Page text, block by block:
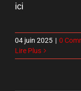
ici
04 juin 2025 | 0
Lire Plus